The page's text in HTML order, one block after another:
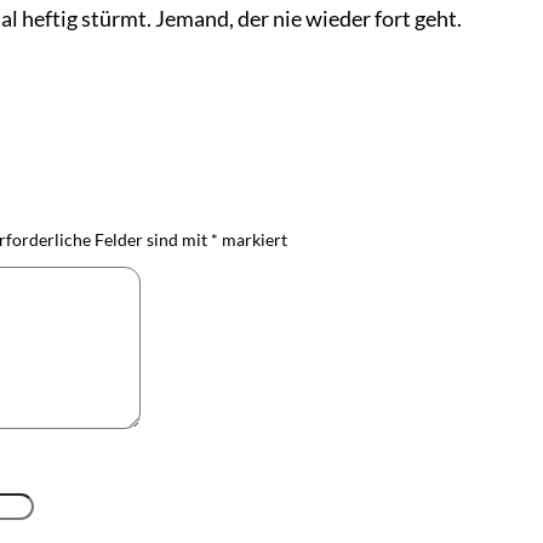
heftig stürmt. Jemand, der nie wieder fort geht.
Felder sind mit * markiert